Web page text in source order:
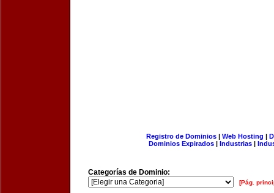
Registro de Dominios| Web Hosting |
Dominios Expirados | Industrias |
Categorías de Dominio:
[Pág.